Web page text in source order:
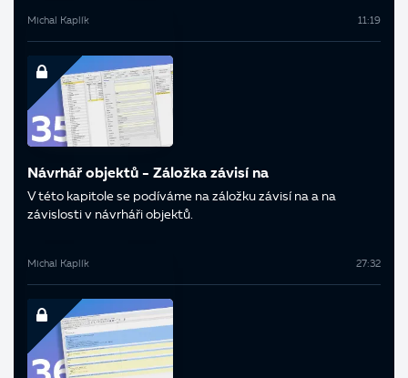
Michal Kaplík 11:19
Návrhář objektů - Záložka závisí na
V této kapitole se podíváme na záložku závisí na a na
závislosti v návrháři objektů.
Michal Kaplík 27:32